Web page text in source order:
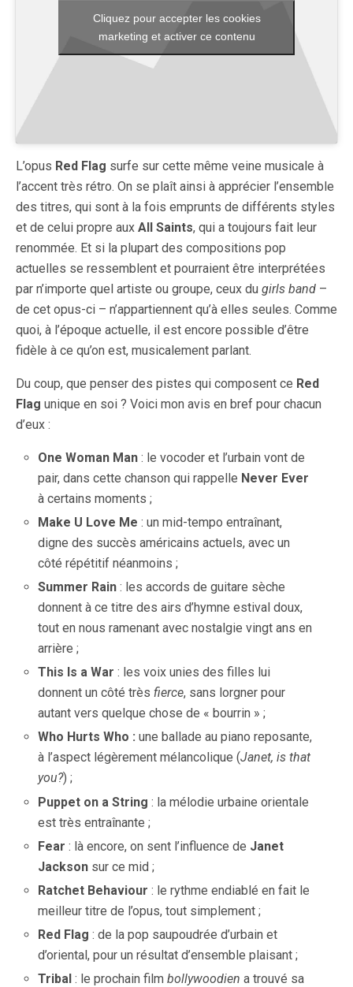
Cliquez pour accepter les cookies
marketing et activer ce contenu
L’opus Red Flag surfe sur cette même veine musicale à
l’accent très rétro. On se plaît ainsi à apprécier l’ensemble
des titres, qui sont à la fois emprunts de différents styles
et de celui propre aux All Saints, qui a toujours fait leur
renommée. Et si la plupart des compositions pop
actuelles se ressemblent et pourraient être interprétées
par n’importe quel artiste ou groupe, ceux du girls band –
de cet opus-ci – n’appartiennent qu’à elles seules. Comme
quoi, à l’époque actuelle, il est encore possible d’être
fidèle à ce qu’on est, musicalement parlant.
Du coup, que penser des pistes qui composent ce Red
Flag unique en soi ? Voici mon avis en bref pour chacun
d’eux :
One Woman Man : le vocoder et l’urbain vont de
pair, dans cette chanson qui rappelle Never Ever
à certains moments ;
Make U Love Me : un mid-tempo entraînant,
digne des succès américains actuels, avec un
côté répétitif néanmoins ;
Summer Rain : les accords de guitare sèche
donnent à ce titre des airs d’hymne estival doux,
tout en nous ramenant avec nostalgie vingt ans en
arrière ;
This Is a War : les voix unies des filles lui
donnent un côté trèsfierce, sans lorgner pour
autant vers quelque chose de « bourrin » ;
Who Hurts Who : une ballade au piano reposante,
à l’aspect légèrement mélancolique (Janet, is that
you?) ;
Puppet on a String : la mélodie urbaine orientale
est très entraînante ;
Fear : là encore, on sent l’influence de Janet
Jackson sur ce mid ;
Ratchet Behaviour : le rythme endiablé en fait le
meilleur titre de l’opus, tout simplement ;
Red Flag : de la pop saupoudrée d’urbain et
d’oriental, pour un résultat d’ensemble plaisant ;
Tribal : le prochain filmbollywoodien a trouvé sa